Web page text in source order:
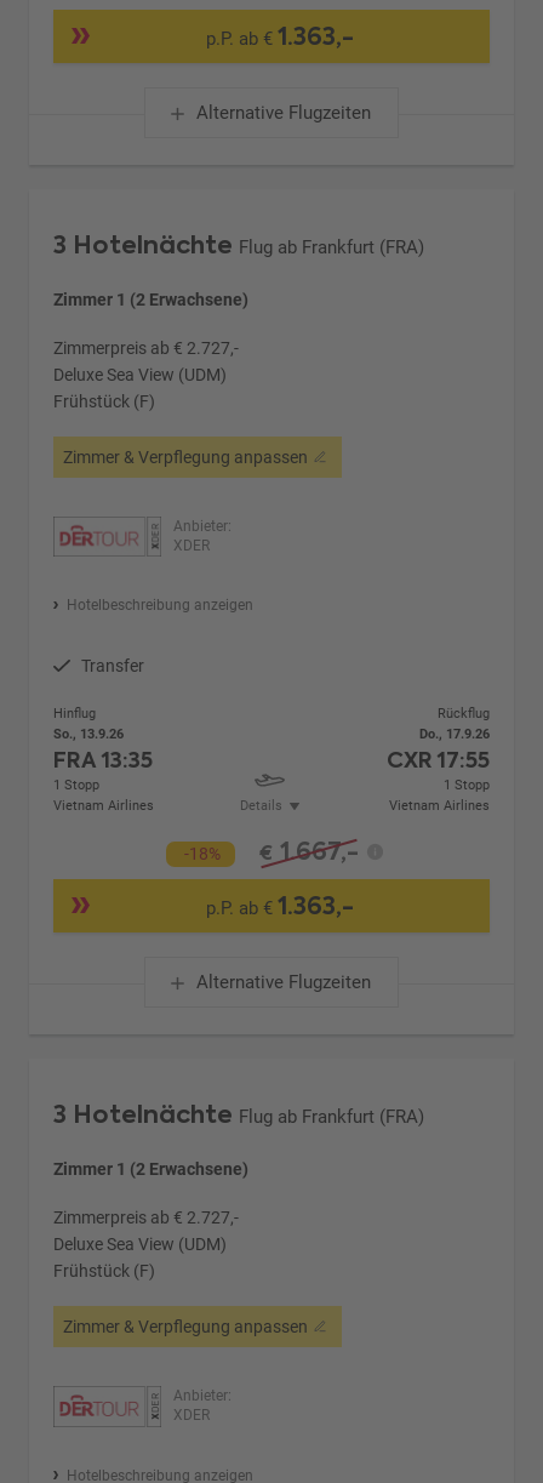
p.P. ab €1.363,-
Alternative Flugzeiten
3 Hotelnächte Flug ab Frankfurt (FRA)
Zimmer 1 (2 Erwachsene)
Zimmerpreis ab € 2.727,-
Deluxe Sea View (UDM)
Frühstück (F)
Zimmer & Verpflegung anpassen
Anbieter:
XDER
Hotelbeschreibung anzeigen
Transfer
Hinflug
So., 13.9.26
FRA13:35
1 Stopp
Vietnam Airlines
Details
Rückflug
Do., 17.9.26
CXR 17:55
1 Stopp
Vietnam Airlines
-18% € 1.667,-
p.P. ab € 1.363,-
Alternative Flugzeiten
3 Hotelnächte Flug ab Frankfurt (FRA)
Zimmer 1 (2 Erwachsene)
Zimmerpreis ab € 2.727,-
Deluxe Sea View (UDM)
Frühstück (F)
Zimmer & Verpflegung anpassen
Anbieter:
XDER
Hotelbeschreibung anzeigen